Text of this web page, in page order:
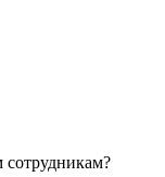
сотрудникам?